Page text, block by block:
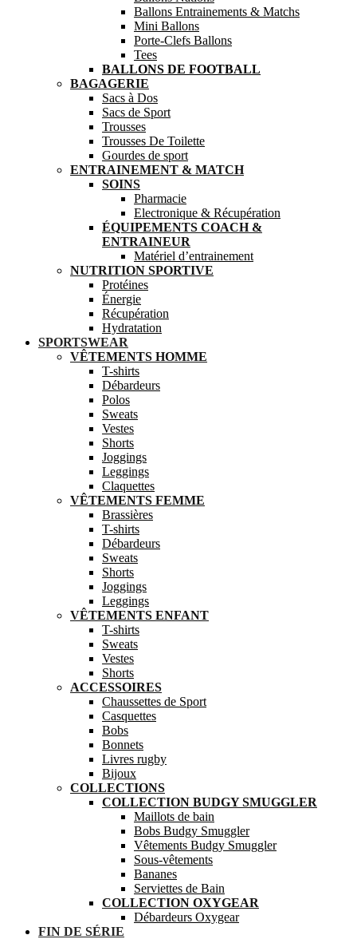
Ballons Entrainements & Matchs
Mini Ballons
Porte-Clefs Ballons
Tees
BALLONS DE FOOTBALL
BAGAGERIE
Sacs à Dos
Sacs de Sport
Trousses
Trousses De Toilette
Gourdes de sport
ENTRAINEMENT & MATCH
SOINS
Pharmacie
Electronique & Récupération
ÉQUIPEMENTS COACH &
ENTRAINEUR
Matériel d’entrainement
NUTRITION SPORTIVE
Protéines
Énergie
Récupération
Hydratation
SPORTSWEAR
VÊTEMENTS HOMME
T-shirts
Débardeurs
Polos
Sweats
Vestes
Shorts
Joggings
Leggings
Claquettes
VÊTEMENTS FEMME
Brassières
T-shirts
Débardeurs
Sweats
Shorts
Joggings
Leggings
VÊTEMENTS ENFANT
T-shirts
Sweats
Vestes
Shorts
ACCESSOIRES
Chaussettes de Sport
Casquettes
Bobs
Bonnets
Livres rugby
Bijoux
COLLECTIONS
COLLECTION BUDGY SMUGGLER
Maillots de bain
Bobs Budgy Smuggler
Vêtements Budgy Smuggler
Sous-vêtements
Bananes
Serviettes de Bain
COLLECTION OXYGEAR
Débardeurs Oxygear
FIN DE SÉRIE